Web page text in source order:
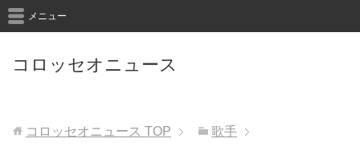
コロッセオニュース
メニュー
コロッセオニュース TOP 歌手